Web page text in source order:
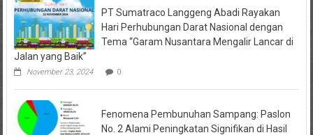
PT Sumatraco Langgeng Abadi Rayakan
Hari Perhubungan Darat Nasional dengan
Tema “Garam Nusantara Mengalir Lancar di
Jalan yang Baik”
November 23, 2024 0
Fenomena Pembunuhan Sampang: Paslon
No. 2 Alami Peningkatan Signifikan di Hasil